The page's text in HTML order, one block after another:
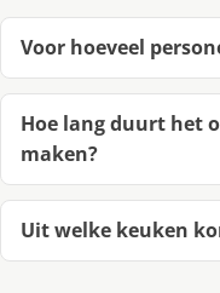
Voor hoeveel
Hoe lang duurt het
maken?
Uit welke keuken